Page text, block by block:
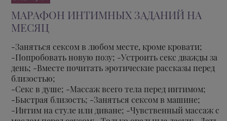
МАРАФОН ИНТИМНЫХ ЗАДАНИЙ НА
МЕСЯЦ
-Заняться сексом в любом месте, кроме кровати;
-Попробовать новую позу; -Устроить секс дважды за
день; -Вместе почитать эротические рассказы перед
близостью;
-Секс в душе; -Массаж всего тела перед интимом;
-Быстрая близость; -Заняться сексом в машине;
-Интим на стуле или диване; -Чувственный массаж с